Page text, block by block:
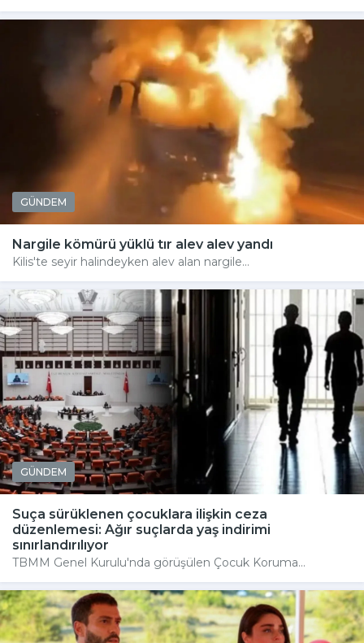
GÜNDEM
Nargile kömürü yüklü tır alev alev yandı
Kilis'te seyir halindeyken alev alan nargile...
GÜNDEM
Suça sürüklenen çocuklara ilişkin ceza
düzenlemesi: Ağır suçlarda yaş indirimi
sınırlandırılıyor
TBMM Genel Kurulu'nda görüşülen Çocuk Koruma...